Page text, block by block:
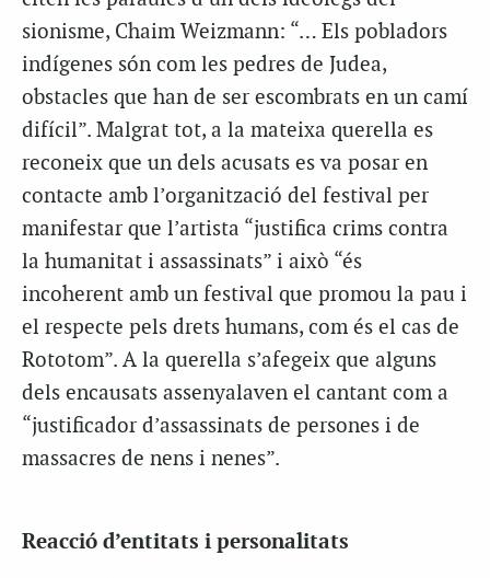
sionisme, Chaim Weizmann: “… Els pobladors
indígenes són com les pedres de Judea,
obstacles que han de ser escombrats en un camí
difícil”. Malgrat tot, a la mateixa querella es
reconeix que un dels acusats es va posar en
contacte amb l’organització del festival per
manifestar que l’artista “justifica crims contra
la humanitat i assassinats” i això “és
incoherent amb un festival que promou la pau i
el respecte pels drets humans, com és el cas de
Rototom”. A la querella s’afegeix que alguns
dels encausats assenyalaven el cantant com a
“justificador d’assassinats de persones i de
massacres de nens i nenes”.
Reacció d’entitats i personalitats